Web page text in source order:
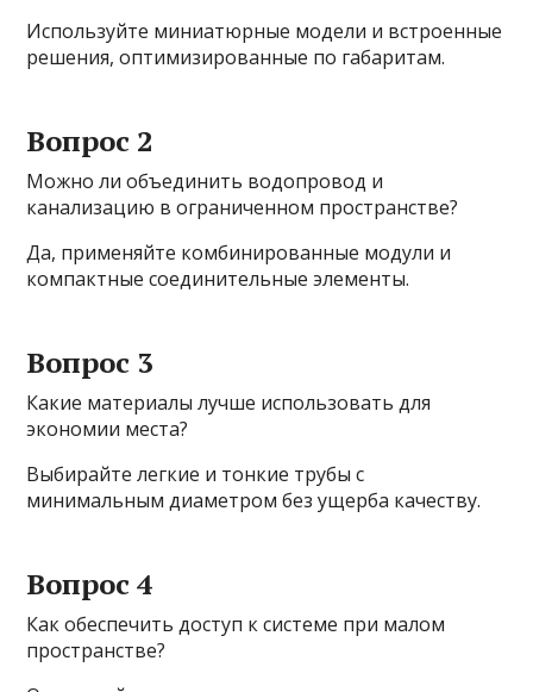
Используйте миниатюрные модели и встроенные
решения, оптимизированные по габаритам.
Вопрос 2
Можно ли объединить водопровод и
канализацию в ограниченном пространстве?
Да, применяйте комбинированные модули и
компактные соединительные элементы.
Вопрос 3
Какие материалы лучше использовать для
экономии места?
Выбирайте легкие и тонкие трубы с
минимальным диаметром без ущерба качеству.
Вопрос 4
Как обеспечить доступ к системе при малом
пространстве?